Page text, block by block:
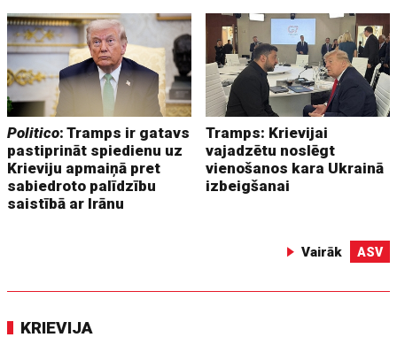
Politico: Tramps ir gatavs
pastiprināt spiedienu uz
Krieviju apmaiņā pret
sabiedroto palīdzību
saistībā ar Irānu
Tramps: Krievijai
vajadzētu noslēgt
vienošanos kara Ukrainā
izbeigšanai
Vairāk ASV
KRIEVIJA